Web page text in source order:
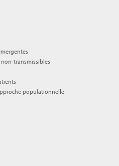
transmissibles
populationnelle